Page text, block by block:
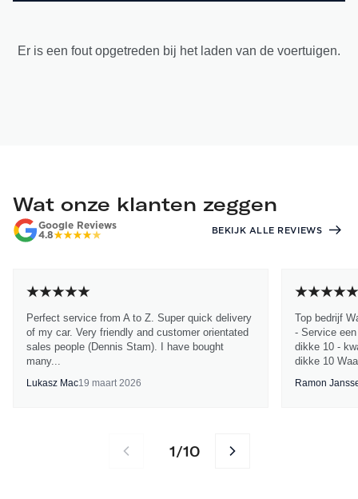
Er is een fout opgetreden bij het laden van de voertuigen.
Wat onze klanten zeggen
Google Reviews
4.8
BEKIJK ALLE REVIEWS
Perfect service from A to Z. Super quick delivery
of my car. Very friendly and customer orientated
sales people (Dennis Stam). I have bought
many...
Lukasz Mac19 maart 2026
Top bedrijf
- Service
dikke 10 -
dikke 10
Ramon
1/10